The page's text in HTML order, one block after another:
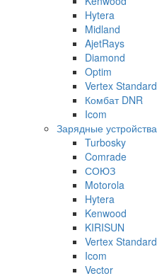
Hytera
Midland
AjetRays
Diamond
Optim
Vertex Standard
Комбат DNR
Icom
Зарядные устройства
Turbosky
Comrade
СОЮЗ
Motorola
Hytera
Kenwood
KIRISUN
Vertex Standard
Icom
Vector